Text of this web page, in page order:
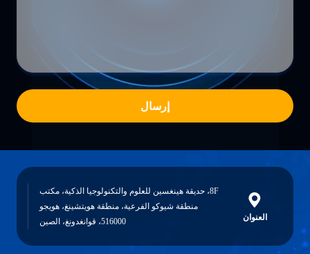
إرسال
العنوان
8F، حديقة هينغسين للعلوم والتكنولوجيا الذكية، مكتب
منطقة شيوكو الفرعية، منطقة هويتشينغ، هويجو
516000، قوانغدونغ، الصين